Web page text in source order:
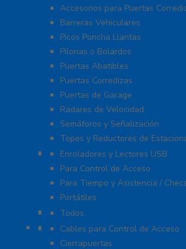
Accesorios para Puertas
Barreras Vehiculares
Picos Poncha Llantas
Pilonas o Bolardos
Puertas Abatibles
Puertas Corredizas
Puertas de Garage
Radares de Velocidad
Semáforos y Señalización
Topes y Reductores de
Biométricos
Enroladores y Lectores USB
Para Control de Acceso
Para Tiempo y Asistencia /
Portátiles
Administración de Hoteles
Todos
Accesorios
Cables para Control de Acceso
Cierrapuertas